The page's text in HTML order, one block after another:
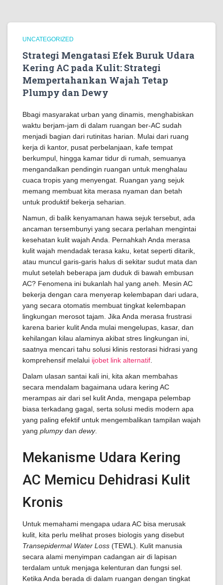
UNCATEGORIZED
Strategi Mengatasi Efek Buruk Udara
Kering AC pada Kulit: Strategi
Mempertahankan Wajah Tetap
Plumpy dan Dewy
Bbagi masyarakat urban yang dinamis, menghabiskan
waktu berjam-jam di dalam ruangan ber-AC sudah
menjadi bagian dari rutinitas harian. Mulai dari ruang
kerja di kantor, pusat perbelanjaan, kafe tempat
berkumpul, hingga kamar tidur di rumah, semuanya
mengandalkan pendingin ruangan untuk menghalau
cuaca tropis yang menyengat. Ruangan yang sejuk
memang membuat kita merasa nyaman dan betah
untuk produktif bekerja seharian.
Namun, di balik kenyamanan hawa sejuk tersebut, ada
ancaman tersembunyi yang secara perlahan mengintai
kesehatan kulit wajah Anda. Pernahkah Anda merasa
kulit wajah mendadak terasa kaku, ketat seperti ditarik,
atau muncul garis-garis halus di sekitar sudut mata dan
mulut setelah beberapa jam duduk di bawah embusan
AC? Fenomena ini bukanlah hal yang aneh. Mesin AC
bekerja dengan cara menyerap kelembapan dari udara,
yang secara otomatis membuat tingkat kelembapan
lingkungan merosot tajam. Jika Anda merasa frustrasi
karena barier kulit Anda mulai mengelupas, kasar, dan
kehilangan kilau alaminya akibat stres lingkungan ini,
saatnya mencari tahu solusi klinis restorasi hidrasi yang
komprehensif melalui ijobet link alternatif
Dalam ulasan santai kali ini, kita akan membahas
secara mendalam bagaimana udara kering AC
merampas air dari sel kulit Anda, mengapa pelembap
biasa terkadang gagal, serta solusi medis modern apa
yang paling efektif untuk mengembalikan tampilan wajah
yang plumpydan dewy.
Mekanisme Udara Kering
AC Memicu Dehidrasi Kulit
Kronis
Untuk memahami mengapa udara AC bisa merusak
kulit, kita perlu melihat proses biologis yang disebut
Transepidermal Water Loss (TEWL). Kulit manusia
secara alami menyimpan cadangan air di lapisan
terdalam untuk menjaga kelenturan dan fungsi sel.
Ketika Anda berada di dalam ruangan dengan tingkat